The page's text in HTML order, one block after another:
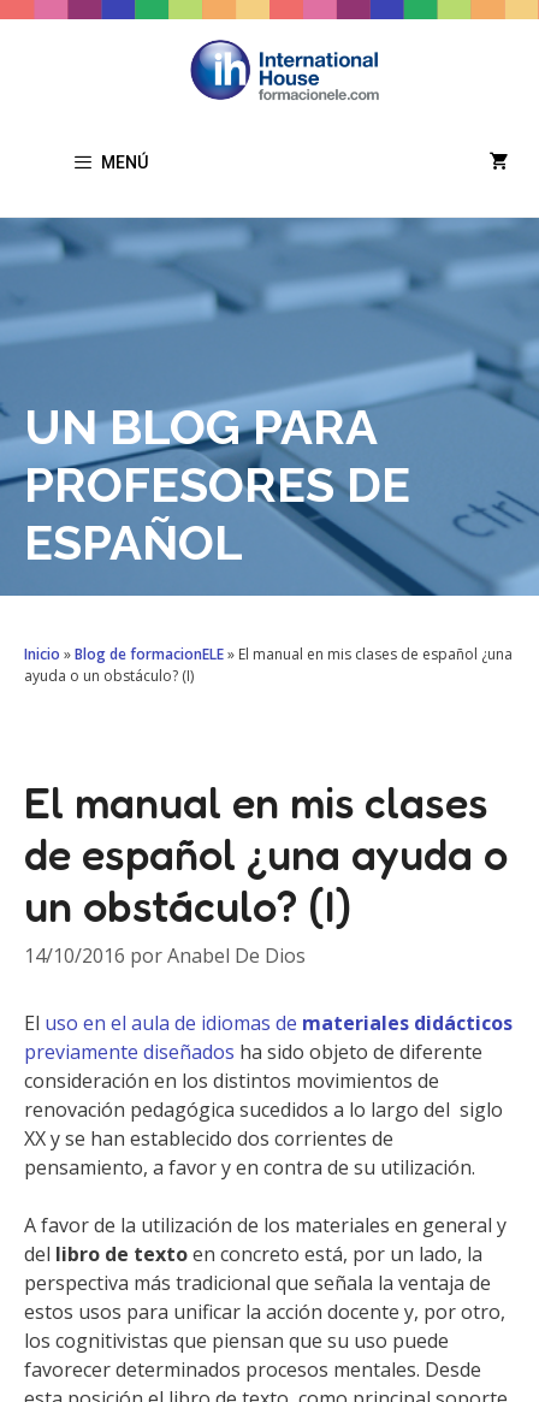
Saltar
MENÚ
UN BLOG PARA
PROFESORES DE
ESPAÑOL
Inicio »Blog de formacionELE» El manual en mis clases de español ¿una
ayuda o un obstáculo? (I)
El manual en mis clases
de español ¿una ayuda o
un obstáculo? (I)
14/10/2016 porAnabel De Dios
El uso en el aula de idiomas de materiales didácticos
previamente diseñados ha sido objeto de diferente
consideración en los distintos movimientos de
renovación pedagógica sucedidos a lo largo del siglo
XX y se han establecido dos corrientes de
pensamiento, a favor y en contra de su utilización.
A favor de la utilización de los materiales en general y
del libro de textoen concreto está, por un lado, la
perspectiva más tradicional que señala la ventaja de
estos usos para unificar la acción docente y, por otro,
los cognitivistas que piensan que su uso puede
favorecer determinados procesos mentales. Desde